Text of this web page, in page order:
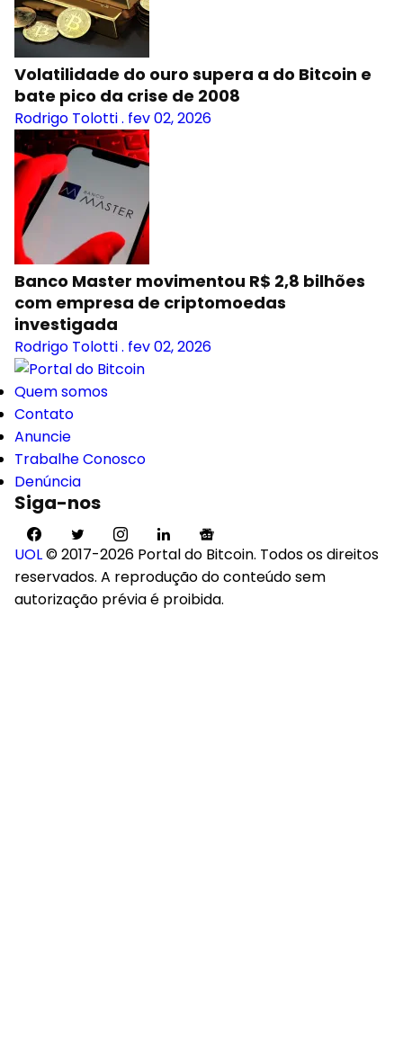
Volatilidade do ouro supera a do Bitcoin e
bate pico da crise de 2008
Rodrigo Tolotti. fev 02, 2026
Banco Master movimentou R$ 2,8 bilhões
com empresa de criptomoedas
investigada
Rodrigo Tolotti. fev 02, 2026
Quem somos
Contato
Anuncie
Trabalhe Conosco
Denúncia
Siga-nos
UOL© 2017-2026 Portal do Bitcoin. Todos os direitos
reservados. A reprodução do conteúdo sem
autorização prévia é proibida.